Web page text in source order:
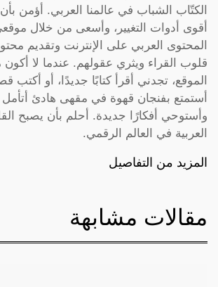
الكتّاب الشباب في عالمنا العربي. أؤمن
أقوى أدوات التغيير، وأسعى من خلال
المحتوى العربي على الإنترنت وتقديم
قلوب القراء ويثري عقولهم. عندما لا أكون
الموقع، تجدني أقرأ كتابًا جديدًا، أو أكتب
أستمتع بفنجان قهوة في مقهى هادئ أتأمل
وأستوحي أفكارًا جديدة. أحلم بأن يصبح
العربية في العالم الرقمي.
المزيد من التفاصيل
مقالات مشابهة